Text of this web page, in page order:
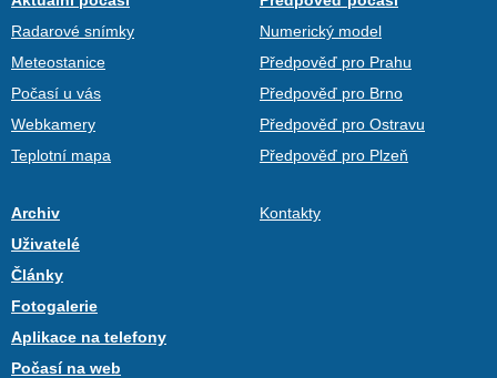
Radarové snímky
Meteostanice
Počasí u vás
Webkamery
Teplotní mapa
Numerický model
Předpověď pro Prahu
Předpověď pro Brno
Předpověď pro Ostravu
Předpověď pro Plzeň
Archiv
Uživatelé
Články
Fotogalerie
Aplikace na telefony
Počasí na web
Kontakty